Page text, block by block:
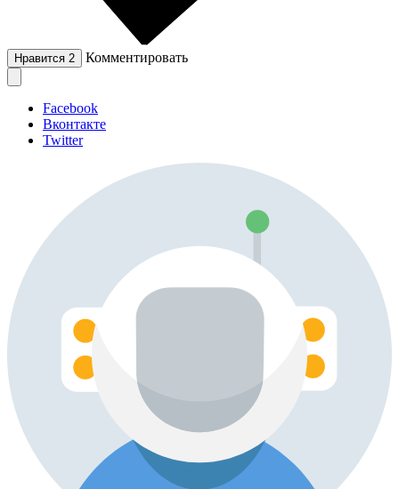
Нравится 2 Комментировать
Facebook
Вконтакте
Twitter